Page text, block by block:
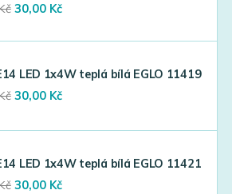
Original
was:
30,00 KčCurrent
is:
LED 1x4W teplá bílá EGLO 11419
Original
was:
30,00 KčCurrent
is:
LED 1x4W teplá bílá EGLO 11421
Original
30,00 KčCurrent